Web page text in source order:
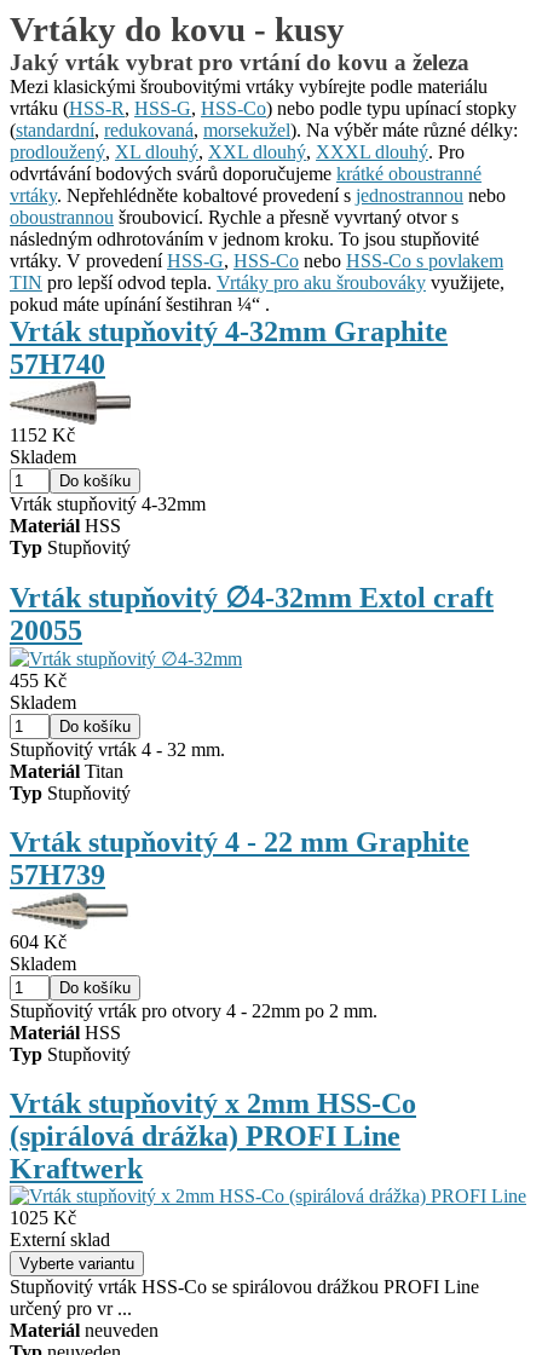
Vrtáky do kovu - kusy
Jaký vrták vybrat pro vrtání do kovu a železa
Mezi klasickými šroubovitými vrtáky vybírejte podle materiálu
vrtáku (HSS-R, HSS-G, HSS-Co) nebo podle typu upínací stopky
(standardní, redukovaná, morsekužel). Na výběr máte různé délky:
prodloužený, XL dlouhý, XXL dlouhý, XXXL dlouhý. Pro
odvrtávání bodových svárů doporučujeme krátké oboustranné
vrtáky. Nepřehlédněte kobaltové provedení s jednostrannou nebo
oboustrannou šroubovicí. Rychle a přesně vyvrtaný otvor s
následným odhrotováním v jednom kroku. To jsou stupňovité
vrtáky. V provedeníHSS-G, HSS-Co nebo HSS-Co s povlakem
TIN pro lepší odvod tepla. Vrtáky pro aku šroubováky využijete,
pokud máte upínání šestihran ¼“ .
Vrták stupňovitý 4-32mm Graphite
57H740
1152 Kč
Skladem
Vrták stupňovitý 4-32mm
Materiál HSS
Typ Stupňovitý
Vrták stupňovitý ∅4-32mm Extol craft
20055
455 Kč
Skladem
Stupňovitý vrták 4 - 32 mm.
Materiál Titan
Typ Stupňovitý
Vrták stupňovitý 4 - 22 mm Graphite
57H739
604 Kč
Skladem
Stupňovitý vrták pro otvory 4 - 22mm po 2 mm.
Materiál HSS
Typ Stupňovitý
Vrták stupňovitý x 2mm HSS-Co
(spirálová drážka) PROFI Line
Kraftwerk
1025 Kč
Externí sklad
Stupňovitý vrták HSS-Co se spirálovou drážkou PROFI Line
určený pro vr ...
Materiál neuveden